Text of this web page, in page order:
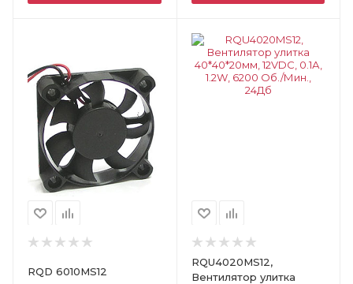
RQD 6010MS12
RQU4020MS12,
Вентилятор улитка